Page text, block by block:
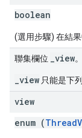
boolean
(選用步驟) 在結
聯集欄位 _view。
_view 只能是下
view
enum (